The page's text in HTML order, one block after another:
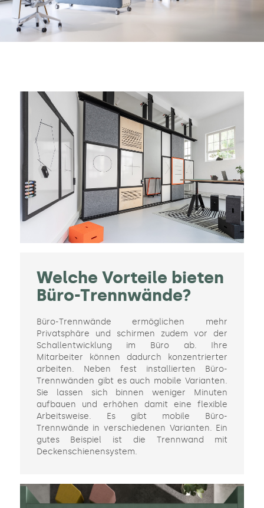
Welche Vorteile bieten
Büro-Trennwände?
Büro-Trennwände ermöglichen mehr
Privatsphäre und schirmen zudem vor der
Schallentwicklung im Büro ab. Ihre
Mitarbeiter können dadurch konzentrierter
arbeiten. Neben fest installierten Büro-
Trennwänden gibt es auch mobile Varianten.
Sie lassen sich binnen weniger Minuten
aufbauen und erhöhen damit eine flexible
Arbeitsweise. Es gibt mobile Büro-
Trennwände in verschiedenen Varianten. Ein
gutes Beispiel ist die Trennwand mit
Deckenschienensystem.